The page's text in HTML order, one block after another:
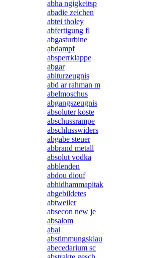
abha ngigkeitsp
abadie zeichen
abtei tholey
abfertigung fl
abgasturbine
abdampf
absperrklappe
abgar
abiturzeugnis
abd ar rahman m
abelmoschus
abgangszeugnis
absoluter koste
abschussrampe
abschlusswiders
abgabe steuer
abbrand metall
absolut vodka
abblenden
abdou diouf
abhidhammapitak
abgebildetes
abtweiler
absecon new je
absalom
abai
abstimmungsklau
abecedarium sc